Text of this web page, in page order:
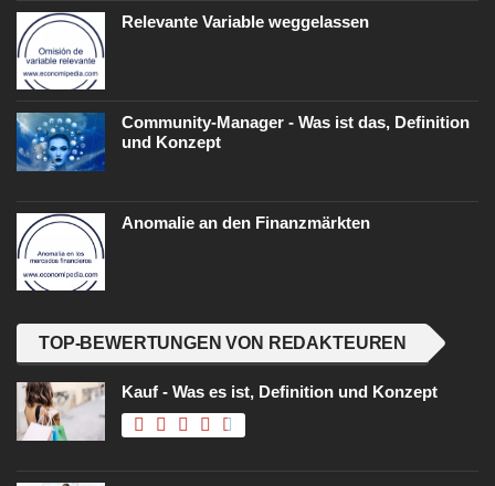
Relevante Variable weggelassen
Community-Manager - Was ist das, Definition
und Konzept
Anomalie an den Finanzmärkten
TOP-BEWERTUNGEN VON REDAKTEUREN
Kauf - Was es ist, Definition und Konzept